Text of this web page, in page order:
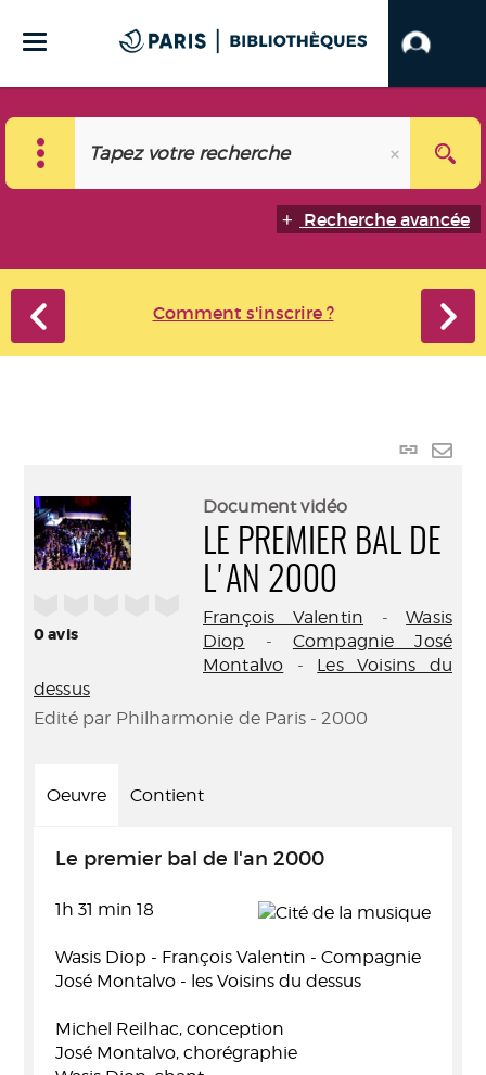
Recherche avancée
Comment s'inscrire ?
Lien
0avis
Document vidéo
LE PREMIER BAL DE
L'AN 2000
François Valentin -Wasis
Diop - Compagnie José
Montalvo - Les Voisins du
dessus
Edité par Philharmonie de Paris - 2000
Oeuvre Contient
Le premier bal de l'an 2000
1h 31 min 18
Wasis Diop - François Valentin - Compagnie
José Montalvo - les Voisins du dessus
Michel Reilhac, conception
José Montalvo, chorégraphie